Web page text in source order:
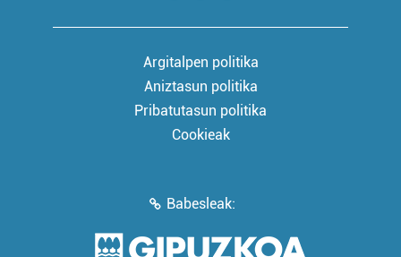
Argitalpen politika
Aniztasun politika
Pribatutasun politika
Cookieak
Babesleak: